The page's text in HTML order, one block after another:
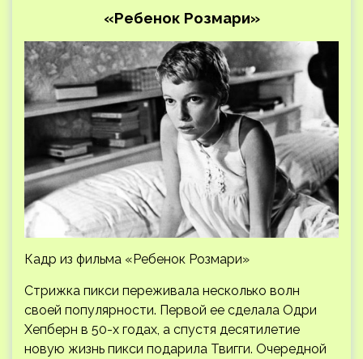
«Ребенок Розмари»
Кадр из фильма «Ребенок Розмари»
Стрижка пикси переживала несколько волн
своей популярности. Первой ее сделала Одри
Хепберн в 50-х годах, а спустя десятилетие
новую жизнь пикси подарила Твигги. Очередной